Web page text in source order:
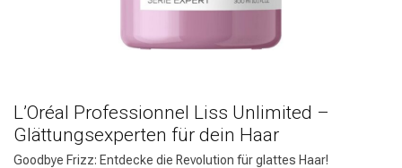
L’Oréal Professionnel Liss Unlimited –
Glättungsexperten für dein Haar
Goodbye Frizz: Entdecke die Revolution für glattes Haar!